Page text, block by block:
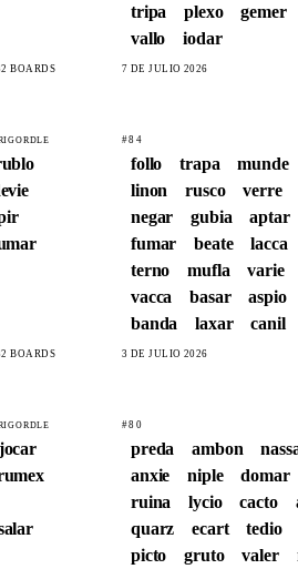
BOARDS
tripa
plexo gemer
vallo
iodar
7 DE JULIO 2026
BOARDS
#84
follo trapa munde
linon
rusco verre
negar
gubia aptar
fumar
beate lacca
terno
mufla varie
vacca
basar aspio
banda
laxar canil
3 DE JULIO 2026
jocar
#80
preda ambon
anxie
niple domar
ruina
lycio cacto
quarz
ecart tedio
picto
gruto valer